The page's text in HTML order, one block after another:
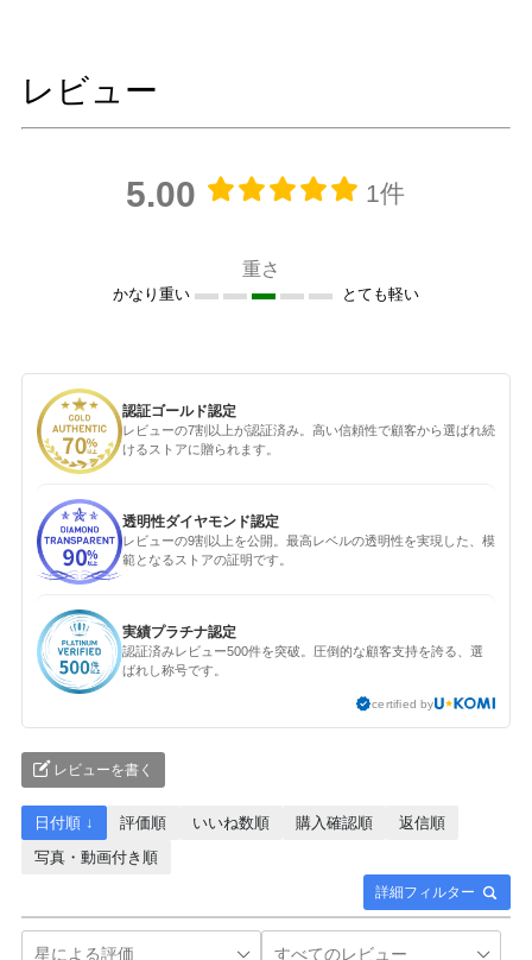
レビュー
5.00 1件
重さ
かなり重い とても軽い
認証ゴールド認定
レビューの7割以上が認証済み。高い信頼性で顧客から選ばれ続
けるストアに贈られます。
透明性ダイヤモンド認定
レビューの9割以上を公開。最高レベルの透明性を実現した、模
範となるストアの証明です。
実績プラチナ認定
認証済みレビュー500件を突破。圧倒的な顧客支持を誇る、選
ばれし称号です。
certified by
レビューを書く
詳細フィルター
日付順 ↓ 評価順 いいね数順 購入確認順
返信順
写真・動画付き順